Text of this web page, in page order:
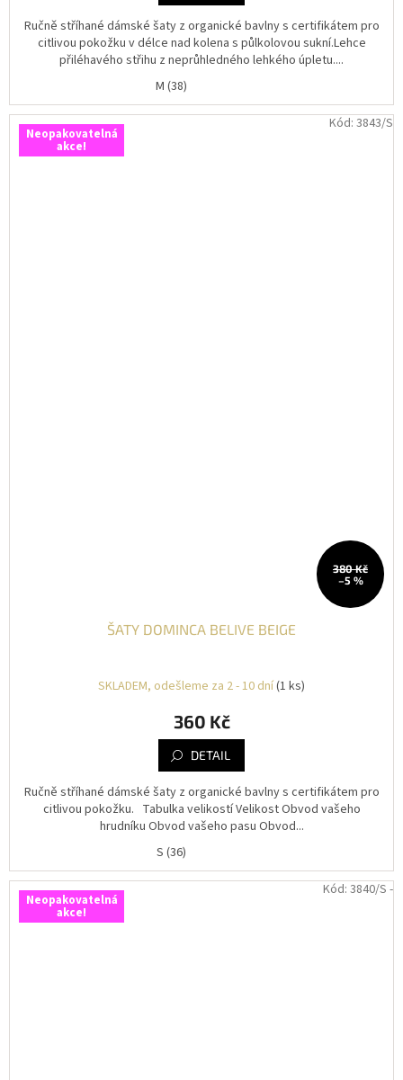
hvězdiček.
Ručně stříhané dámské šaty z organické bavlny s certifikátem pro
citlivou pokožku v délce nad kolena s půlkolovou sukní.Lehce
přiléhavého střihu z neprůhledného lehkého úpletu....
M (38)
Neopakovatelná
akce!
380 Kč
–5 %
ŠATY DOMINCA BELIVE BEIGE
SKLADEM, odešleme za 2 - 10 dní(1 ks)
360 Kč
DETAIL
Ručně stříhané dámské šaty z organické bavlny s certifikátem pro
citlivou pokožku. Tabulka velikostí Velikost Obvod vašeho
hrudníku Obvod vašeho pasu Obvod...
S (36)
Kód: 3843/S
Neopakovatelná
akce!
Kód: 3840/S -